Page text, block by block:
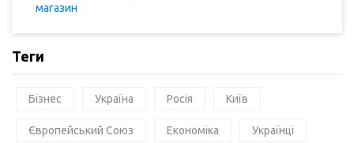
магазин
Теги
Бізнес Україна Росія Київ
Європейський Союз Економіка Українці